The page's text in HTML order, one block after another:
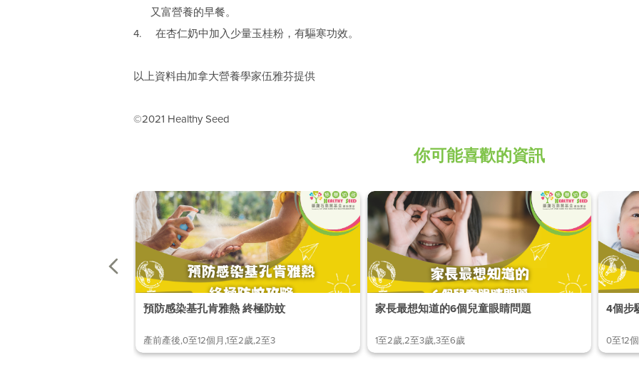
又富營養的早餐。
4. 在杏仁奶中加入少量玉桂粉，有驅寒功效。
以上資料由加拿大營養學家伍雅芬提供
©2021 Healthy Seed
你可能喜歡的資訊
預防感染基孔肯雅熱 終極防蚊
產前產後,0至12個月,1至2歲,2至3
家長最想知道的6個兒童眼睛問題
1至2歲,2至3歲,3至6歲 0至12